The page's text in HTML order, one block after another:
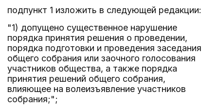
подпункт 1 изложить в следующей редакции:
"1) допущено существенное нарушение
порядка принятия решения о проведении,
порядка подготовки и проведения заседания
общего собрания или заочного голосования
участников общества, а также порядка
принятия решений общего собрания,
влияющее на волеизъявление участников
собрания;";